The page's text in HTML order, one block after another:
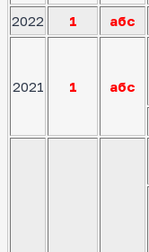
2022
1 абс
2021 1 абс